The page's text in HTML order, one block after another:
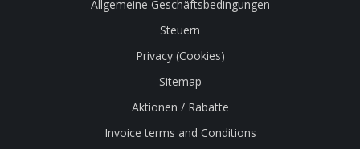
Allgemeine Geschäftsbedingungen
Steuern
Privacy (Cookies)
Sitemap
Aktionen / Rabatte
Invoice terms and Conditions